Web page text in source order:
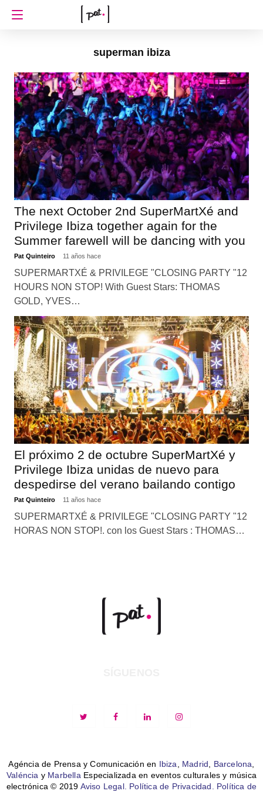
superman ibiza
The next October 2nd SuperMartXé and
Privilege Ibiza together again for the
Summer farewell will be dancing with you
Pat Quinteiro 11 años hace
SUPERMARTXÉ & PRIVILEGE "CLOSING PARTY "12
HOURS NON STOP! With Guest Stars: THOMAS
GOLD, YVES…
El próximo 2 de octubre SuperMartXé y
Privilege Ibiza unidas de nuevo para
despedirse del verano bailando contigo
Pat Quinteiro 11 años hace
SUPERMARTXÉ & PRIVILEGE "CLOSING PARTY "12
HORAS NON STOP!. con los Guest Stars : THOMAS…
Agéncia de Prensa y Comunicación en Ibiza Madrid Barcelona
Valéncia y Marbella Especializada en eventos culturales y música
electrónica © 2019 Aviso Legal. Política de Privacidad. Política de